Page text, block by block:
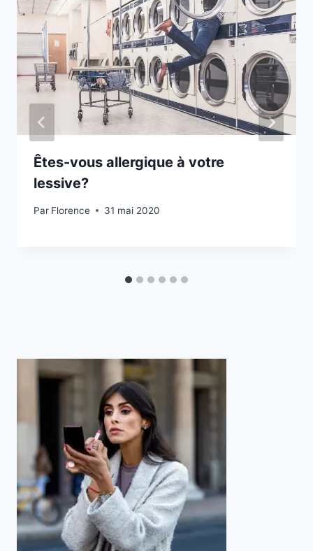
Êtes-vous allergique à votre
lessive?
Par Florence 31 mai 2020